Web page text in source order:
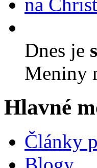
Dnes je
Meniny
Hlavné
Články